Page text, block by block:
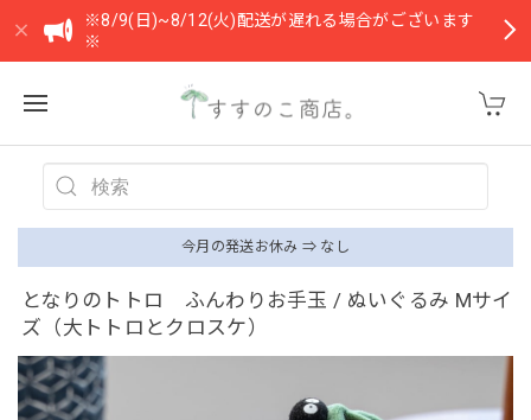
※8/9(日)~8/12(火)配送が遅れる場合がございます
※
今月の発送お休み ⇒ なし
となりのトトロ ふんわりお手玉 / ぬいぐるみ Mサイ
ズ（大トトロとクロスケ）